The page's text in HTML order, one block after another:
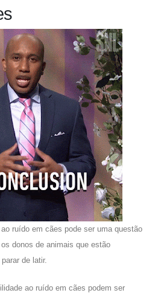
ruído em cães pode ser uma questão
donos de animais que estão
de latir.
ao ruído em cães podem ser